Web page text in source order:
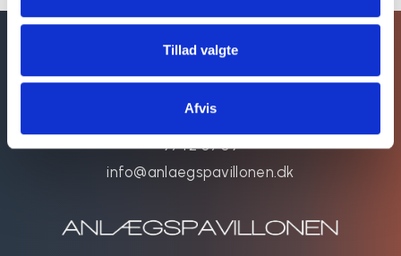
Tillad valgte
Afvis
KONTAKT OS
7500 Holstebro
9742 0709
info@anlaegspavillonen.dk